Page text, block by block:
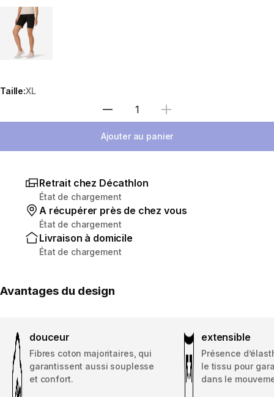
Choose a variant
Taille:XL
Choisir une quantité
Ajouter au panier
Retrait chez Décathlon
État de chargement
A récupérer près de chez vous
État de chargement
Livraison à domicile
État de chargement
Avantages du design
douceur
Fibres coton majoritaires, qui
garantissent aussi souplesse
et confort.
extensible
Présence
le tissu pour
dans le